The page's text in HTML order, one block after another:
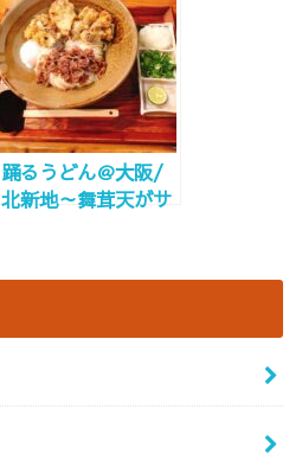
踊るうどん＠大阪/
北新地～舞茸天がサ